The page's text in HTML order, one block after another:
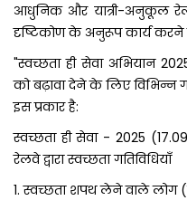
आधुनिक और यात्री-अनुकूल
दृष्टिकोण के अनुरूप कार्य करने
"स्वच्छता ही सेवा अभियान
को बढ़ावा देने के लिए विभिन्न
इस प्रकार है:
स्वच्छता ही सेवा - 2025
रेलवे द्वारा स्वच्छता गतिविधियाँ
1. स्वच्छता शपथ लेने वाले लोग